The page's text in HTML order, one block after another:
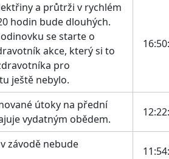
a průtrži v rychlém
hodin bude dlouhých.
se starte o
akce, který si to
pro
ještě nebylo.
útoky na přední
vydatným obědem.
závodě nebude